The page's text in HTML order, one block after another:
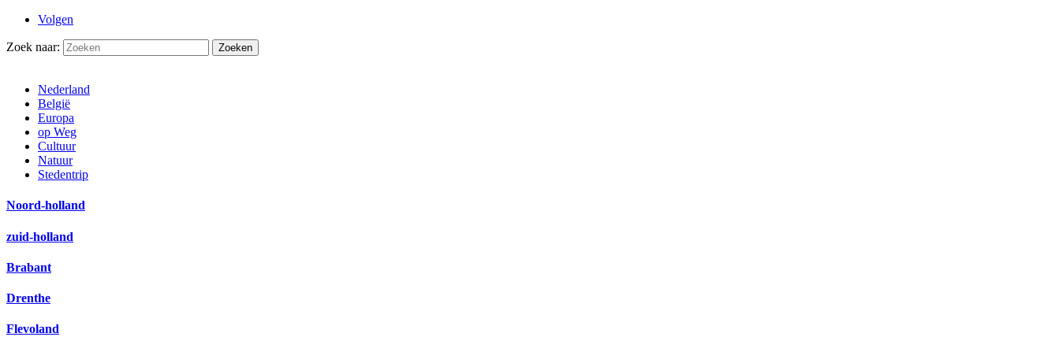
Volgen
Zoek naar:
Nederland
België
Europa
op Weg
Cultuur
Natuur
Stedentrip
Noord-holland
zuid-holland
Brabant
Drenthe
Flevoland